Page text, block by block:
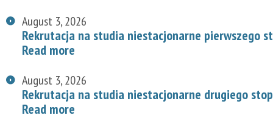
August 3, 2026
Rekrutacja na studia niestacjonarne pierwszego
Read more
August 3, 2026
Rekrutacja na studia niestacjonarne drugiego
Read more